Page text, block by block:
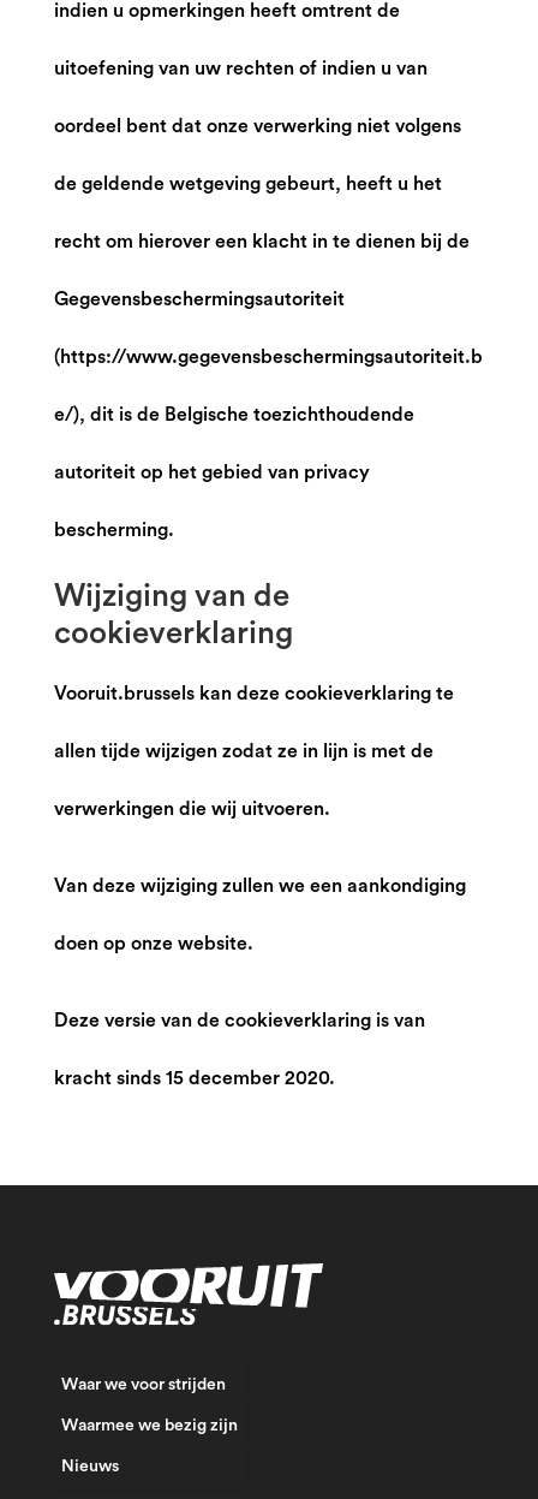
indien u opmerkingen heeft omtrent de
uitoefening van uw rechten of indien u van
oordeel bent dat onze verwerking niet volgens
de geldende wetgeving gebeurt, heeft u het
recht om hierover een klacht in te dienen bij de
Gegevensbeschermingsautoriteit
(https://www.gegevensbeschermingsautoriteit.b
e/), dit is de Belgische toezichthoudende
autoriteit op het gebied van privacy
bescherming.
Wijziging van de
cookieverklaring
Vooruit.brussels kan deze cookieverklaring te
allen tijde wijzigen zodat ze in lijn is met de
verwerkingen die wij uitvoeren.
Van deze wijziging zullen we een aankondiging
doen op onze website.
Deze versie van de cookieverklaring is van
kracht sinds 15 december 2020.
Waar we voor strijden
Waarmee we bezig zijn
Nieuws